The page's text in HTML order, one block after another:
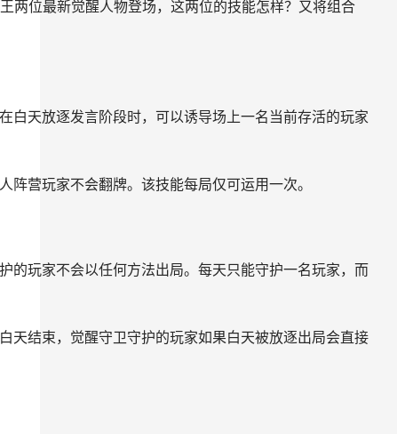
位最新觉醒人物登场，这两位的技能怎样？又将组合
天放逐发言阶段时，可以诱导场上一名当前存活的玩家
营玩家不会翻牌。该技能每局仅可运用一次。
玩家不会以任何方法出局。每天只能守护一名玩家，而
结束，觉醒守卫守护的玩家如果白天被放逐出局会直接